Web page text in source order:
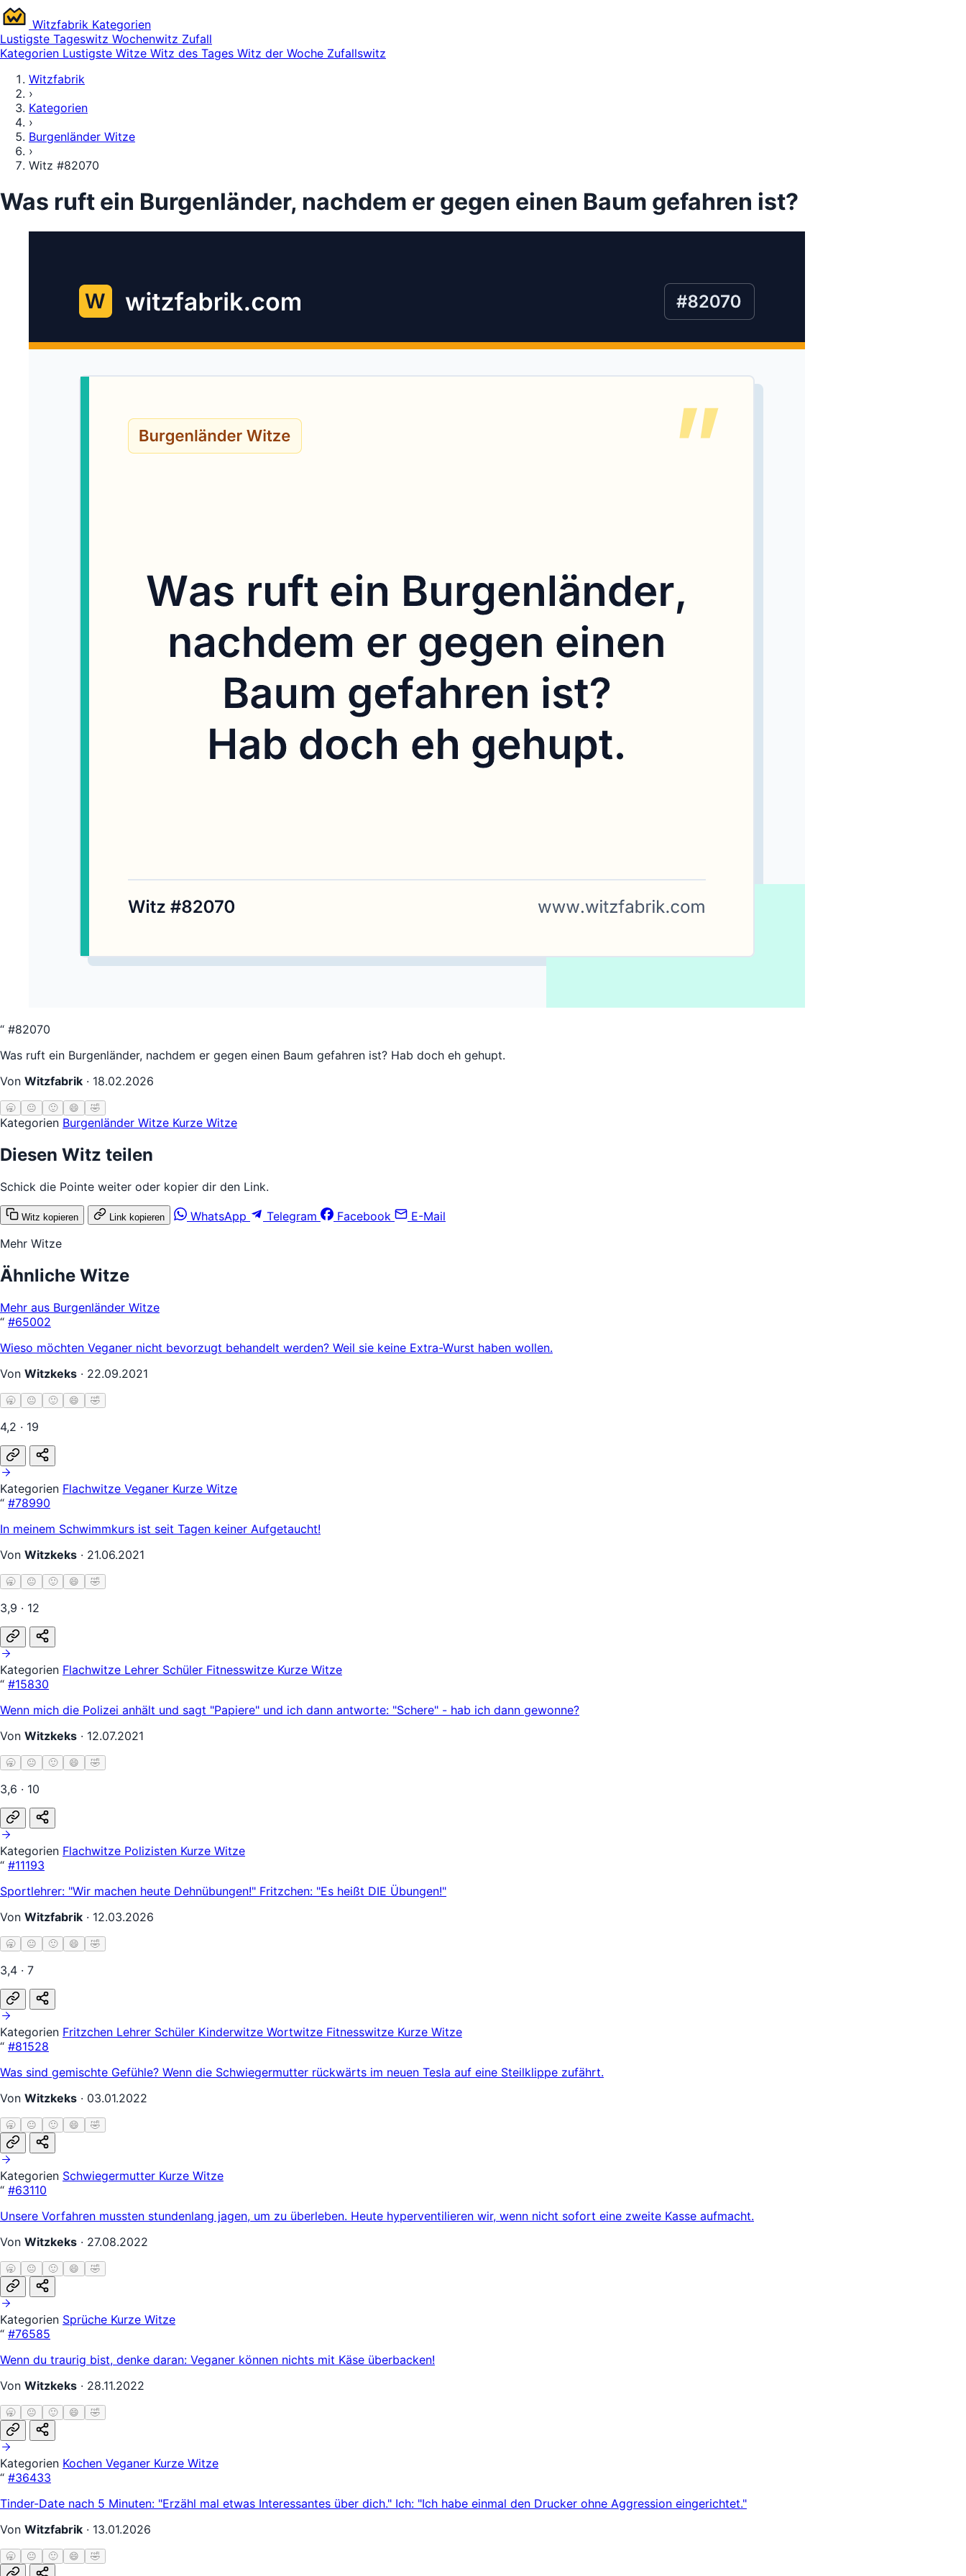
Witzfabrik Kategorien
Lustigste Tageswitz Wochenwitz Zufall
Kategorien Lustigste Witze Witz des Tages Witz der Woche Zufallswitz
Witzfabrik
›
Kategorien
›
Burgenländer Witze
›
Witz #82070
Was ruft ein Burgenländer, nachdem er gegen einen Baum gefahren ist?
“ #82070
Was ruft ein Burgenländer, nachdem er gegen einen Baum gefahren ist? Hab doch eh gehupt.
Von Witzfabrik · 18.02.2026
🥱 😐 🙂 😄 🤣
Kategorien Burgenländer Witze Kurze Witze
Diesen Witz teilen
Schick die Pointe weiter oder kopier dir den Link.
Witz kopieren Link kopieren WhatsApp Telegram Facebook
E-Mail
Mehr Witze
Ähnliche Witze
Mehr aus Burgenländer Witze
“ #65002
Wieso möchten Veganer nicht bevorzugt behandelt werden? Weil sie keine Extra-Wurst haben wollen.
Von Witzkeks · 22.09.2021
🥱 😐 🙂 😄 🤣
4,2 · 19
Kategorien Flachwitze Veganer Kurze Witze
“ #78990
In meinem Schwimmkurs ist seit Tagen keiner Aufgetaucht!
Von Witzkeks · 21.06.2021
🥱 😐 🙂 😄 🤣
3,9 · 12
Kategorien Flachwitze Lehrer Schüler Fitnesswitze Kurze Witze
“ #15830
Wenn mich die Polizei anhält und sagt "Papiere" und ich dann antworte: "Schere" - hab ich dann gewonne?
Von Witzkeks · 12.07.2021
🥱 😐 🙂 😄 🤣
3,6 · 10
Kategorien Flachwitze Polizisten Kurze Witze
“ #11193
Sportlehrer: "Wir machen heute Dehnübungen!" Fritzchen: "Es heißt DIE Übungen!"
Von Witzfabrik · 12.03.2026
🥱 😐 🙂 😄 🤣
3,4 · 7
Kategorien Fritzchen Lehrer Schüler Kinderwitze Wortwitze Fitnesswitze Kurze Witze
“ #81528
Was sind gemischte Gefühle? Wenn die Schwiegermutter rückwärts im neuen Tesla auf eine Steilklippe zufährt.
Von Witzkeks · 03.01.2022
🥱 😐 🙂 😄 🤣
Kategorien Schwiegermutter Kurze Witze
“ #63110
Unsere Vorfahren mussten stundenlang jagen, um zu überleben. Heute hyperventilieren wir, wenn nicht sofort eine zweite Kasse aufmacht.
Von Witzkeks · 27.08.2022
🥱 😐 🙂 😄 🤣
Kategorien Sprüche Kurze Witze
“ #76585
Wenn du traurig bist, denke daran: Veganer können nichts mit Käse überbacken!
Von Witzkeks · 28.11.2022
🥱 😐 🙂 😄 🤣
Kategorien Kochen Veganer Kurze Witze
“ #36433
Tinder-Date nach 5 Minuten: "Erzähl mal etwas Interessantes über dich." Ich: "Ich habe einmal den Drucker ohne Aggression eingerichtet."
Von Witzfabrik · 13.01.2026
🥱 😐 🙂 😄 🤣